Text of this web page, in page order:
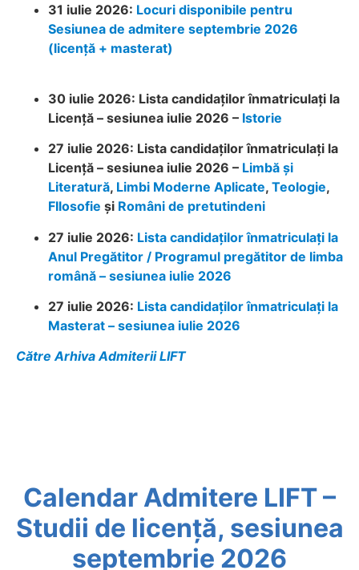
31 iulie 2026: Locuri disponibile pentru
Sesiunea de admitere septembrie 2026
(licență + masterat)
30 iulie 2026: Lista candidaților înmatriculați la
Licență – sesiunea iulie 2026 – Istorie
27 iulie 2026: Lista candidaților înmatriculați la
Licență – sesiunea iulie 2026 – Limbă și
Literatură, Limbi Moderne Aplicate, Teologie,
FIlosofie și Români de pretutindeni
27 iulie 2026: Lista candidaților înmatriculați la
Anul Pregătitor / Programul pregătitor de limba
română – sesiunea iulie 2026
27 iulie 2026: Lista candidaților înmatriculați la
Masterat – sesiunea iulie 2026
Către Arhiva Admiterii LIFT
Calendar Admitere LIFT –
Studii de licență, sesiunea
septembrie 2026